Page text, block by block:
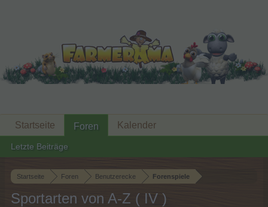
Startseite Foren Benutzerecke Forenspiele
Sportarten von A-Z ( IV )
Startseite Foren
Letzte Beiträge
Kalender